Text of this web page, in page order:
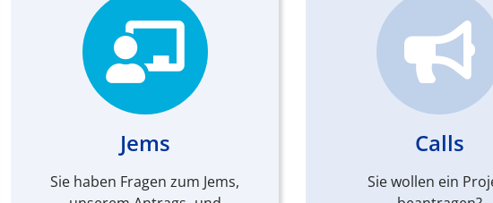
Jems
Sie haben Fragen zum Jems,
Calls
Sie wollen ein